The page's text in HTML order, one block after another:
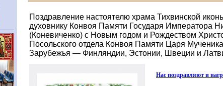
Поздравление настоятелю храма Тихвинской
духовнику Конвоя Памяти Государя Императора
(Коневиченко) с Новым годом и Рождеством
Посольского отдела Конвоя Памяти Царя
Зарубежья — Финляндии, Эстонии, Швеции и
Нас поздравляют и